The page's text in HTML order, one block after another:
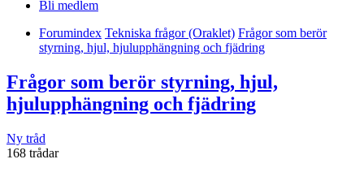
Bli medlem
Forumindex Tekniska frågor (Oraklet) Frågor som berör
styrning, hjul, hjulupphängning och fjädring
Frågor som berör styrning, hjul,
hjulupphängning och fjädring
Ny tråd
168 trådar